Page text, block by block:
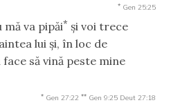
* Gen 25:25
va pipăi* şi voi trece
lui şi, în loc de
să vină peste mine
* Gen 27:22 ** Gen 9:25 Deut 27:18